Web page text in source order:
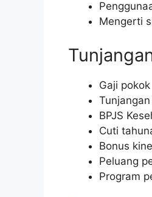
Mengerti
Gaji pokok
BPJS
Cuti
Bonus
Peluang
Program